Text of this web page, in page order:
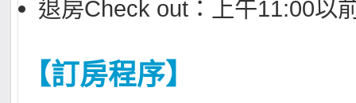
退房Check out：上午11:00以
【訂房程序】